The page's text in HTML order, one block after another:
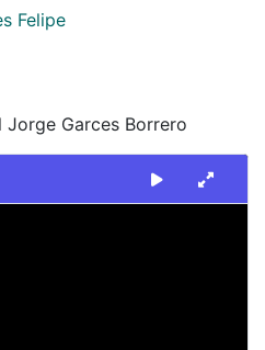
Felipe
Garces Borrero